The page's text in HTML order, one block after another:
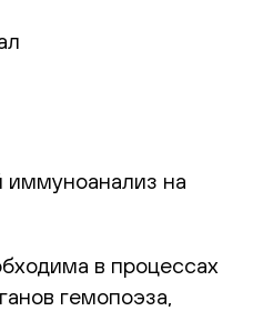
на
в процессах
гемопоэза,